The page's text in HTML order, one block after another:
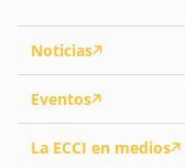
Noticias
Eventos
La ECCI en medios